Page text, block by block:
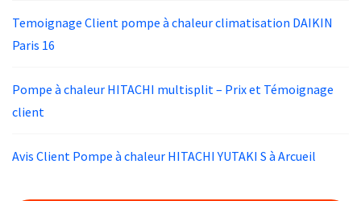
Temoignage Client pompe à chaleur climatisation DAIKIN
Paris 16
Pompe à chaleur HITACHI multisplit – Prix et Témoignage
client
Avis Client Pompe à chaleur HITACHI YUTAKI S à Arcueil